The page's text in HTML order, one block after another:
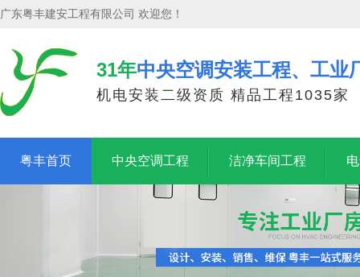
广东粤丰建安工程有限公司 欢迎您！
31年中央空调安装工程、工业
机电安装二级资质 精品工程1035家
粤丰首页 中央空调工程 洁净车间工程